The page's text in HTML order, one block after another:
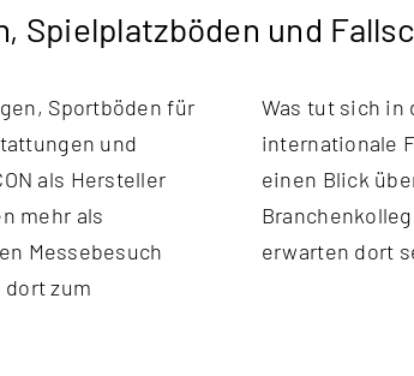
Spielplatzböden und
Sportböden für
und
als Hersteller
mehr als
Messebesuch
zum
Was tut sich in
internationale
einen Blick
erwarten dort